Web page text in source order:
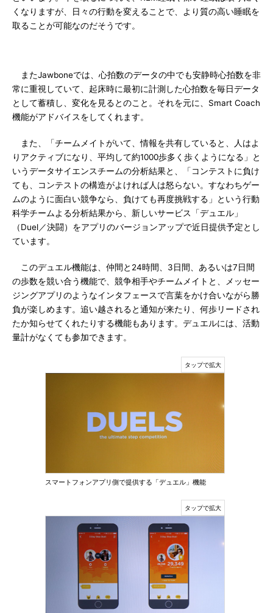
くなりますが、日々の行動を変えることで、より質の高い睡眠を
取ることが可能なのだそうです。
またJawboneでは、心拍数のデータの中でも安静時心拍数を非
常に重視していて、起床時に最初に計測した心拍数を毎日データ
として蓄積し、変化を見るとのこと。それを元に、Smart Coach
機能がアドバイスをしてくれます。
また、「チームメイトがいて、情報を共有していると、人はよ
りアクティブになり、平均して約1000歩多く歩くようになる」と
いうデータサイエンスチームの分析結果と、「コンテストに負け
ても、コンテストの構造がよければ人は怒らない。すなわちゲー
ムのように面白い競争なら、負けても再度挑戦する」という行動
科学チームよる分析結果から、新しいサービス「デュエル」
（Duel／決闘）をアプリのバージョンアップで近日提供予定とし
ています。
このデュエル機能は、仲間と24時間、3日間、あるいは7日間
の歩数を競い合う機能で、競争相手やチームメイトと、メッセー
ジングアプリのようなインタフェースで言葉をかけ合いながら勝
負が楽しめます。追い越されると通知が来たり、何歩リードされ
たか知らせてくれたりする機能もあります。デュエルには、活動
量計がなくても参加できます。
スマートフォンアプリ側で提供する「デュエル」機能